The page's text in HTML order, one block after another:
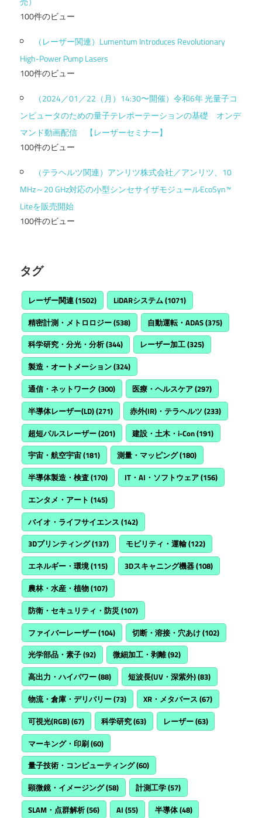
100件のビュー
（レーザー関連）Lumentum Introduces Revolutionary
High-Power Pump Lasers
100件のビュー
（2024／01／22（月）14:30〜開催）令和6年 光量子コ
ンピュータのための量子テレポーテーションの基礎 オンデ
マンド動画配信 【レーザーセミナー】
100件のビュー
（テラヘルツ関連）アンリツ株式会社／アンリツ、10
MHz～20 GHz対応の小型シンセサイザモジュールEcoSyn™
Liteを販売開始
100件のビュー
タグ
レーザー関連(1502) LiDARシステム(1071)
精密計測・メトロロジー(538) 自動運転・ADAS(375)
科学研究・分光・分析(344) レーザー加工(325)
製造・オートメーション(324)
通信・ネットワーク (300) 医療・ヘルスケア(297)
半導体レーザー(LD)(271) 赤外(IR)・テラヘルツ (233)
超短パルスレーザー(201) 建設・土木・i-Con(191)
宇宙・航空宇宙(181) 測量・マッピング(180)
半導体製造・検査(170) IT・AI・ソフトウェア(156)
エンタメ・アート (145)
バイオ・ライフサイエンス (142)
3Dプリンティング(137) モビリティ・運輸(122)
エネルギー・環境(115) 3Dスキャニング機器(108)
農林・水産・植物(107)
防衛・セキュリティ・防災 (107)
ファイバーレーザー(104) 切断・溶接・穴あけ(102)
光学部品・素子(92) 微細加工・剥離(92)
高出力・ハイパワー(88) 短波長(UV・深紫外)(83)
物流・倉庫・デリバリー(73) XR・メタバース (67)
可視光(RGB)(67) 科学研究(63) レーザー(63)
マーキング・印刷(60)
量子技術・コンピューティング(60)
顕微鏡・イメージング(58) 計測工学(57)
SLAM・点群解析(56) AI (55) 半導体(48)